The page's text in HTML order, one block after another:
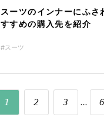
スーツのインナーにふさ
すすめの購入先を紹介
スーツ
1 2 3 ... 6